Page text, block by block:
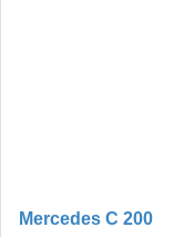
Mercedes C 200